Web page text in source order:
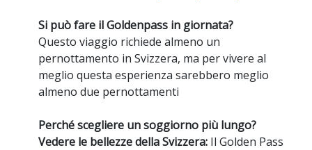
Si può fare il Goldenpass in giornata?
Questo viaggio richiede almeno un
pernottamento in Svizzera, ma per vivere al
meglio questa esperienza sarebbero meglio
almeno due pernottamenti
Perché scegliere un soggiorno più lungo?
Vedere le bellezze della Svizzera: Il Golden Pass